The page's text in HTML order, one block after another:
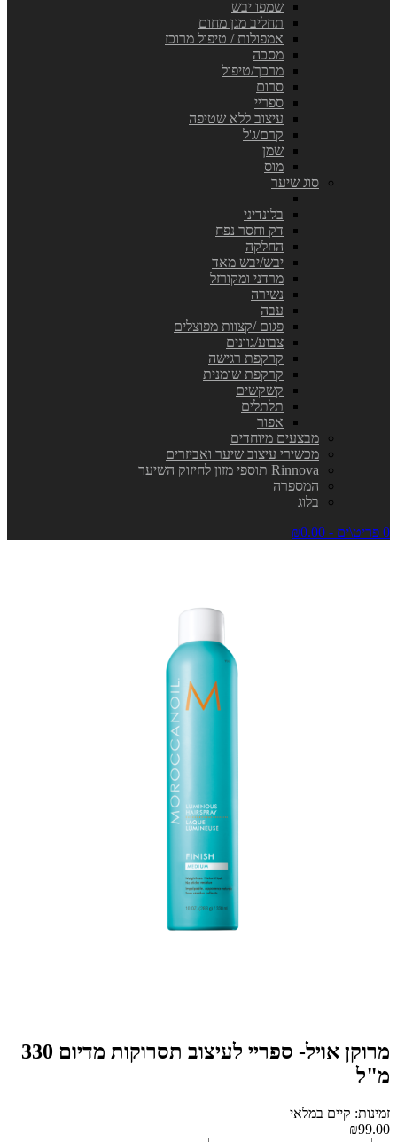
שמפו יבש
תחליב מגן מחום
אמפולות / טיפול מרוכז
מסכה
מרכך/טיפול
סרום
ספריי
עיצוב ללא שטיפה
קרם/ג'ל
שמן
מוס
סוג שיער
בלונדיני
דק וחסר נפח
החלקה
יבש/יבש מאד
מרדני ומקורזל
נשירה
עבה
פגום /קצוות מפוצלים
צבוע/גוונים
קרקפת רגישה
קרקפת שומנית
קשקשים
תלתלים
אפור
מבצעים מיוחדים
מכשירי עיצוב שיער ואביזרים
Rinnova תוספי מזון לחיזוק השיער
המספרה
בלוג
0 פריט\ים - ₪0.00
מרוקן אויל- ספריי לעיצוב תסרוקות מדיום 330
מ"ל
זמינות: קיים במלאי
₪99.00